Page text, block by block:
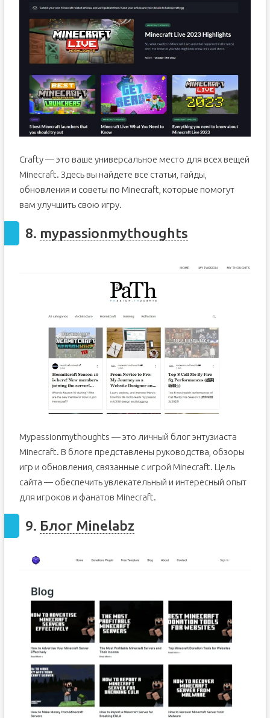
Crafty — это ваше универсальное место для всех вещей
Minecraft. Здесь вы найдете все статьи, гайды,
обновления и советы по Minecraft, которые помогут
вам улучшить свою игру.
8. mypassionmythoughts
Mypassionmythoughts — это личный блог энтузиаста
Minecraft. В блоге представлены руководства, обзоры
игр и обновления, связанные с игрой Minecraft. Цель
сайта — обеспечить увлекательный и интересный опыт
для игроков и фанатов Minecraft.
9. Блог Minelabz